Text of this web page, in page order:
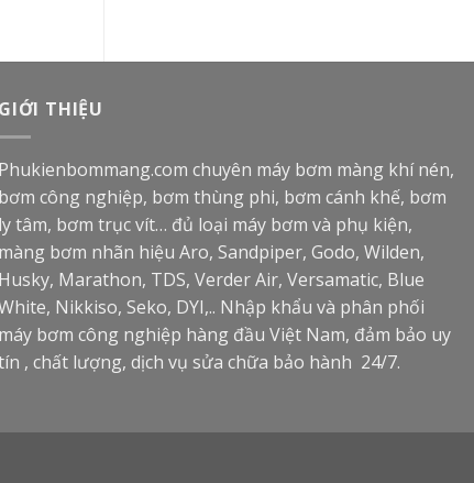
GIỚI THIỆU
Phukienbommang.com chuyên máy bơm màng khí nén,
bơm công nghiệp, bơm thùng phi, bơm cánh khế, bơm
ly tâm, bơm trục vít… đủ loại máy bơm và phụ kiện,
màng bơm nhãn hiệu Aro, Sandpiper, Godo, Wilden,
Husky, Marathon, TDS, Verder Air, Versamatic, Blue
Nikkiso, Seko, DYI,.. Nhập khẩu và phân phối
máy bơm công nghiệp hàng đầu Việt Nam, đảm bảo uy
, chất lượng, dịch vụ sửa chữa bảo hành 24/7.